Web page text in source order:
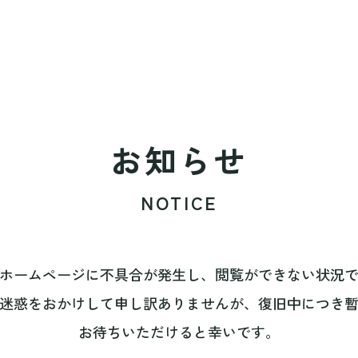
お知らせ
NOTICE
ームページに不具合が発生し、閲覧ができない状況で
惑をおかけして申し訳ありませんが、復旧中につき
お待ちいただけると幸いです。